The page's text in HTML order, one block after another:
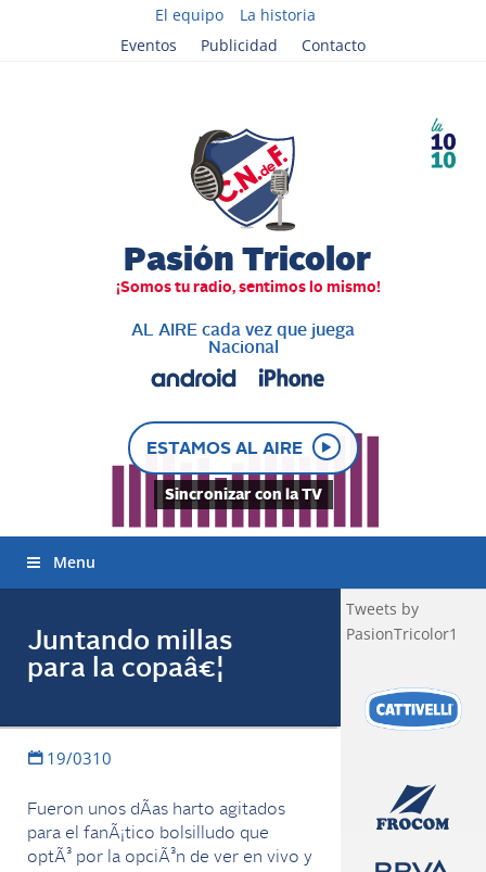
El equipo
La historia
Eventos
Publicidad Contacto
AL AIRE cada vez que juega
Nacional
ESTAMOS AL AIRE
Sincronizar con la TV
Menu
Juntando millas
para la copaâ€¦
19/0310
Fueron unos dÃ­as harto agitados
para el fanÃ¡tico bolsilludo que
optÃ³ por la opciÃ³n de ver en vivo y
Tweets by
PasionTricolor1